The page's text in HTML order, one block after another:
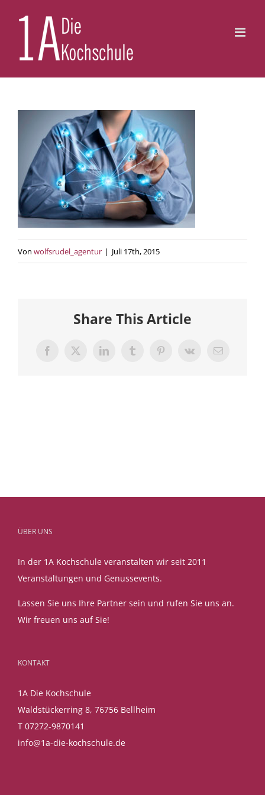
Inhalt
Von wolfsrudel_agentur | Juli 17th, 2015
Share This Article
Facebook
X LinkedInTumblrPinterestVk
E-
ÜBER UNS
In der 1A Kochschule veranstalten wir seit 2011
Veranstaltungen und Genussevents.
Lassen Sie uns Ihre Partner sein und rufen Sie uns an.
Wir freuen uns auf Sie!
KONTAKT
1A Die Kochschule
Waldstückerring 8, 76756 Bellheim
T 07272-9870141
info@1a-die-kochschule.de